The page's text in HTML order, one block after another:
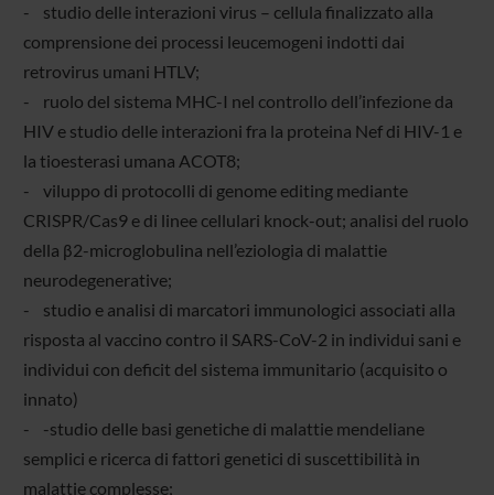
- studio delle interazioni virus – cellula finalizzato alla
comprensione dei processi leucemogeni indotti dai
retrovirus umani HTLV;
- ruolo del sistema MHC-I nel controllo dell’infezione da
HIV e studio delle interazioni fra la proteina Nef di HIV-1 e
la tioesterasi umana ACOT8;
- viluppo di protocolli di genome editing mediante
CRISPR/Cas9 e di linee cellulari knock-out; analisi del ruolo
della β2-microglobulina nell’eziologia di malattie
neurodegenerative;
- studio e analisi di marcatori immunologici associati alla
risposta al vaccino contro il SARS-CoV-2 in individui sani e
individui con deficit del sistema immunitario (acquisito o
innato)
- -studio delle basi genetiche di malattie mendeliane
semplici e ricerca di fattori genetici di suscettibilità in
malattie complesse;